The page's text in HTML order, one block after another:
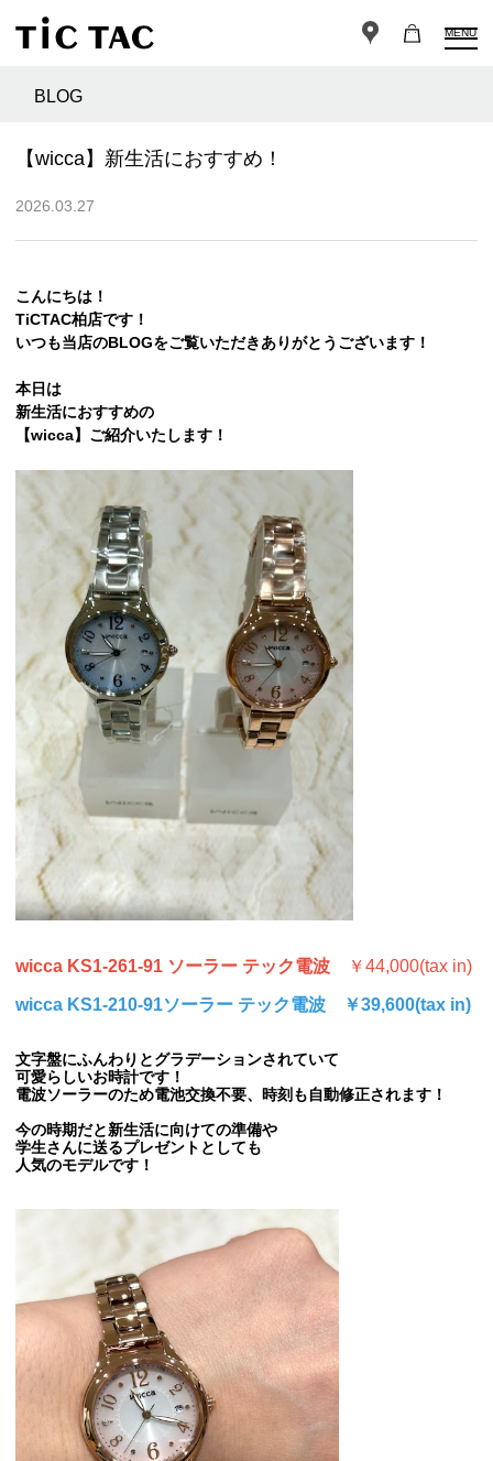
MENU
BLOG
【wicca】新生活におすすめ！
2026.03.27
こんにちは！
TiCTAC柏店です！
いつも当店のBLOGをご覧いただきありがとうございます！
本日は
新生活におすすめの
【wicca】ご紹介いたします！
wicca KS1-261-91 ソーラー テック電波 ￥44,000(tax in)
wicca KS1-210-91ソーラー テック電波 ￥39,600(tax in)
文字盤にふんわりとグラデーションされていて
可愛らしいお時計です ！
電波ソーラーのため電池交換不要、時刻も自動修正されます！
今の時期だと新生活に向けての準備や
学生さんに送るプレゼントとしても
人気のモデルです！